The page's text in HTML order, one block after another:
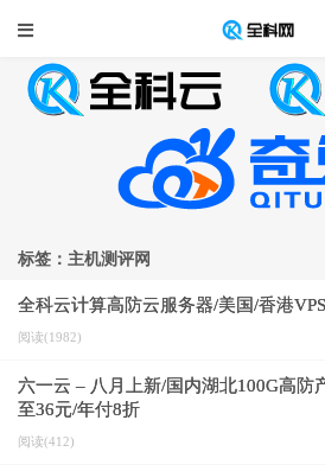
标签：主机测评网
全科云计算高防云服务器/美国/香港
阅读(1982)
六一云 – 八月上新/国内湖北100G高防
至36元/年付8折
阅读(412)